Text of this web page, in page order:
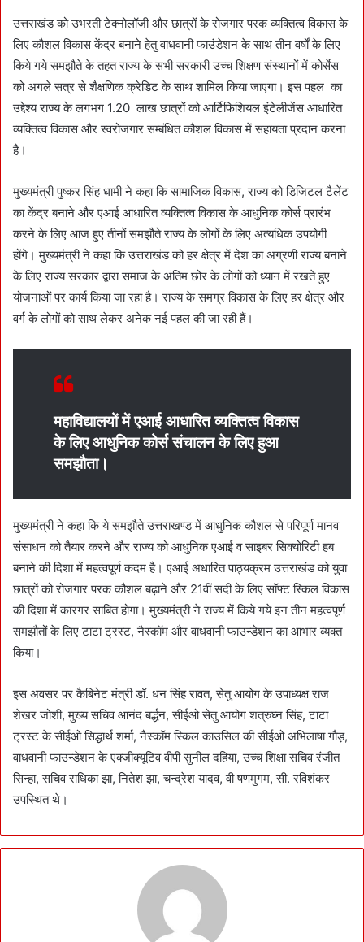
उत्तराखंड को उभरती टेक्नोलॉजी और छात्रों के रोजगार परक व्यक्तित्व विकास के
लिए कौशल विकास केंद्र बनाने हेतु वाधवानी फाउंडेशन के साथ तीन वर्षों के लिए
किये गये समझौते के तहत राज्य के सभी सरकारी उच्च शिक्षण संस्थानों में कोर्सेस
को अगले सत्र से शैक्षणिक क्रेडिट के साथ शामिल किया जाएगा। इस पहल का
उद्देश्य राज्य के लगभग 1.20 लाख छात्रों को आर्टिफिशियल इंटेलीजेंस आधारित
व्यक्तित्व विकास और स्वरोजगार सम्बंधित कौशल विकास में सहायता प्रदान करना
है।
मुख्यमंत्री पुष्कर सिंह धामी ने कहा कि सामाजिक विकास, राज्य को डिजिटल टैलेंट
का केंद्र बनाने और एआई आधारित व्यक्तित्व विकास के आधुनिक कोर्स प्रारंभ
करने के लिए आज हुए तीनों समझौते राज्य के लोगों के लिए अत्यधिक उपयोगी
होंगे। मुख्यमंत्री ने कहा कि उत्तराखंड को हर क्षेत्र में देश का अग्रणी राज्य बनाने
के लिए राज्य सरकार द्वारा समाज के अंतिम छोर के लोगों को ध्यान में रखते हुए
योजनाओं पर कार्य किया जा रहा है। राज्य के समग्र विकास के लिए हर क्षेत्र और
वर्ग के लोगों को साथ लेकर अनेक नई पहल की जा रही हैं।
महाविद्यालयों में एआई आधारित व्यक्तित्व विकास
के लिए आधुनिक कोर्स संचालन के लिए हुआ
समझौता।
मुख्यमंत्री ने कहा कि ये समझौते उत्तराखण्ड में आधुनिक कौशल से परिपूर्ण मानव
संसाधन को तैयार करने और राज्य को आधुनिक एआई व साइबर सिक्योरिटी हब
बनाने की दिशा में महत्वपूर्ण कदम है। एआई अधारित पाठ्यक्रम उत्तराखंड को युवा
छात्रों को रोजगार परक कौशल बढ़ाने और 21वीं सदी के लिए सॉफ्ट स्किल विकास
की दिशा में कारगर साबित होगा। मुख्यमंत्री ने राज्य में किये गये इन तीन महत्वपूर्ण
समझौतों के लिए टाटा ट्रस्ट, नैस्कॉम और वाधवानी फाउन्डेशन का आभार व्यक्त
किया।
इस अवसर पर कैबिनेट मंत्री डॉ. धन सिंह रावत, सेतु आयोग के उपाध्यक्ष राज
शेखर जोशी, मुख्य सचिव आनंद बर्द्धन, सीईओ सेतु आयोग शत्रुघ्न सिंह, टाटा
ट्रस्ट के सीईओ सिद्धार्थ शर्मा, नैस्कॉम स्किल काउंसिल की सीईओ अभिलाषा गौड़,
वाधवानी फाउन्डेशन के एक्जीक्यूटिव वीपी सुनील दहिया, उच्च शिक्षा सचिव रंजीत
सिन्हा, सचिव राधिका झा, नितेश झा, चन्द्रेश यादव, वी षणमुगम, सी. रविशंकर
उपस्थित थे।